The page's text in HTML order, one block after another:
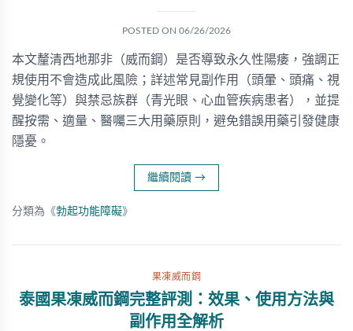
POSTED ON 06/26/2026
本文釐清西地那非（威而鋼）是否導致永久性陽痿，強調正
規使用不會造成此風險；詳述常見副作用（頭暈、頭痛、視
覺變化等）與禁忌族群（青光眼、心血管疾病患者），並提
醒按需、適量、醫囑三大用藥原則，避免錯誤用藥引發健康
隱憂。
繼續閱讀 →
分類為《勃起功能障礙》
果凍威而鋼
泰國果凍威而鋼完整評測：效果、使用方法與
副作用全解析